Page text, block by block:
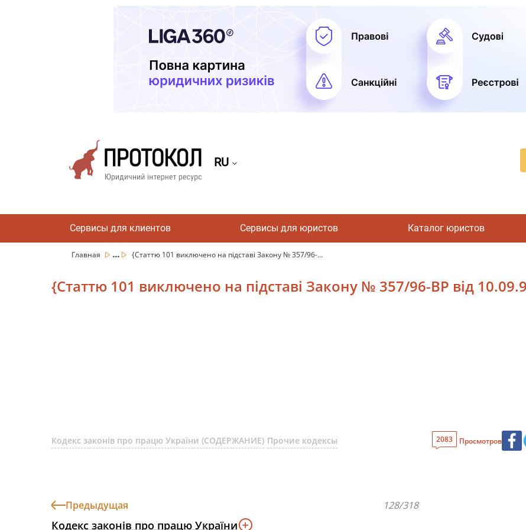
RU
Сервисы для клиентов Сервисы для юристов Каталог юристов
Главная ... {Статтю 101 виключено на підставі Закону № 357/96-...
{Статтю 101 виключено на підставі Закону № 357/96-ВР від
Кодекс законів про працю України (СОДЕРЖАНИЕ) Прочие кодексы 2083 Просмотров
Предыдущая 128/318
Кодекс законів про працю України